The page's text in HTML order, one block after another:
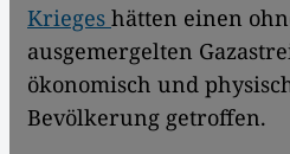
Krieges hätten einen
ausgemergelten
ökonomisch und
Bevölkerung getroffen.